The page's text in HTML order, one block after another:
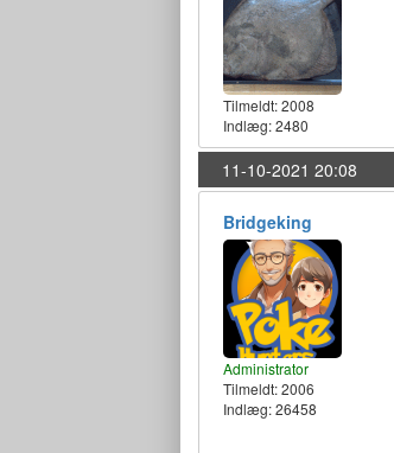
Tilmeldt:2008
Indlæg: 2480
11-10-2021 20:08
Bridgeking
Administrator
Tilmeldt:2006
Indlæg: 26458